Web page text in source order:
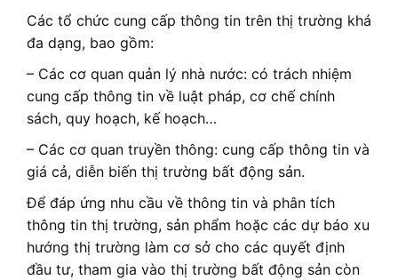
Các tổ chức cung cấp thông tin trên thị trường khá
đa dạng, bao gồm:
– Các cơ quan quản lý nhà nước: có trách nhiệm
cung cấp thông tin về luật pháp, cơ chế chính
sách, quy hoạch, kế hoạch…
– Các cơ quan truyền thông: cung cấp thông tin và
giá cả, diễn biến thị trường bất động sản.
Để đáp ứng nhu cầu về thông tin và phân tích
thông tin thị trường, sản phẩm hoặc các dự báo xu
hướng thị trường làm cơ sở cho các quyết định
đầu tư, tham gia vào thị trường bất động sản còn